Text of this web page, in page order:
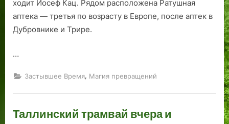
ходит Йосеф Кац. Рядом расположена Ратушная
аптека — третья по возрасту в Европе, после аптек в
Дубровнике и Трире.
…
Застывшее Время, Магия превращений
Таллинский трамвай вчера и